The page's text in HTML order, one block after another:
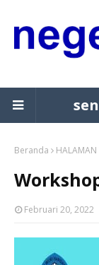
Beranda HALAMAN
Februari 20, 2022